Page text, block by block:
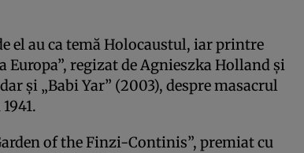
el au ca temă Holocaustul, iar printre
Europa”, regizat de Agnieszka Holland şi
şi „Babi Yar” (2003), despre masacrul
of the Finzi-Continis”, premiat cu